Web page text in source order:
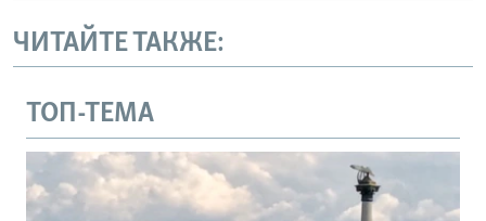
ЧИТАЙТЕ ТАКЖЕ:
ТОП-ТЕМА